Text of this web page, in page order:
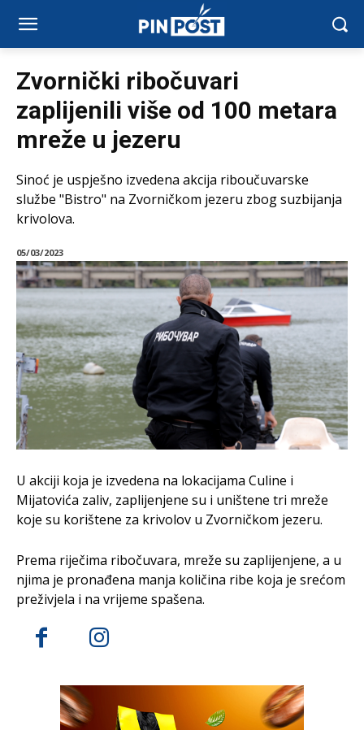
Zvornički ribočuvari
zaplijenili više od 100 metara
mreže u jezeru
Sinoć je uspješno izvedena akcija riboučuvarske
službe "Bistro" na Zvorničkom jezeru zbog suzbijanja
krivolova.
05/03/2023
U akciji koja je izvedena na lokacijama Culine i
Mijatovića zaliv, zaplijenjene su i uništene tri mreže
koje su korištene za krivolov u Zvorničkom jezeru.
Prema riječima ribočuvara, mreže su zaplijenjene, a u
njima je pronađena manja količina ribe koja je srećom
preživjela i na vrijeme spašena.